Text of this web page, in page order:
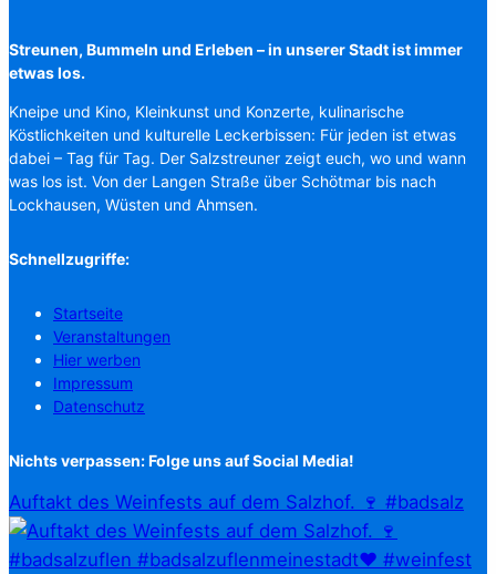
Streunen, Bummeln und Erleben – in unserer Stadt ist immer
etwas los.
Kneipe und Kino, Kleinkunst und Konzerte, kulinarische
Köstlichkeiten und kulturelle Leckerbissen: Für jeden ist etwas
dabei – Tag für Tag. Der Salzstreuner zeigt euch, wo und wann
was los ist. Von der Langen Straße über Schötmar bis nach
Lockhausen, Wüsten und Ahmsen.
Schnellzugriffe:
Startseite
Veranstaltungen
Hier werben
Impressum
Datenschutz
Nichts verpassen: Folge uns auf Social Media!
Auftakt des Weinfests auf dem Salzhof. 🍷 #badsalz